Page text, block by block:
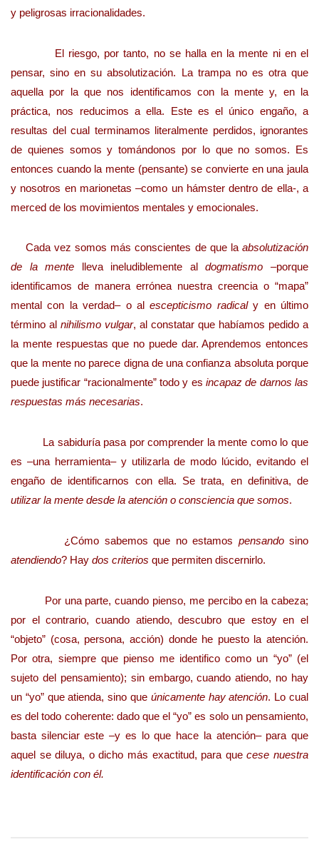
y peligrosas irracionalidades.
El riesgo, por tanto, no se halla en la mente ni en el
pensar, sino en su absolutización. La trampa no es otra que
aquella por la que nos identificamos con la mente y, en la
práctica, nos reducimos a ella. Este es el único engaño, a
resultas del cual terminamos literalmente perdidos, ignorantes
de quienes somos y tomándonos por lo que no somos. Es
entonces cuando la mente (pensante) se convierte en una jaula
y nosotros en marionetas –como un hámster dentro de ella-, a
merced de los movimientos mentales y emocionales.
Cada vez somos más conscientes de que la absolutización
de la mente lleva ineludiblemente aldogmatismo –porque
identificamos de manera errónea nuestra creencia o “mapa”
mental con la verdad– o alescepticismo radicaly en último
término al nihilismo vulgar, al constatar que habíamos pedido a
la mente respuestas que no puede dar. Aprendemos entonces
que la mente no parece digna de una confianza absoluta porque
puede justificar “racionalmente” todo y es incapaz de darnos las
respuestas más necesarias.
La sabiduría pasa por comprender la mente como lo que
es –una herramienta– y utilizarla de modo lúcido, evitando el
engaño de identificarnos con ella. Se trata, en definitiva, de
utilizar la mente desde la atención o consciencia que somos.
¿Cómo sabemos que no estamos pensandosino
atendiendo? Hay dos criterios que permiten discernirlo.
Por una parte, cuando pienso, me percibo en la cabeza;
por el contrario, cuando atiendo, descubro que estoy en el
“objeto” (cosa, persona, acción) donde he puesto la atención.
Por otra, siempre que pienso me identifico como un “yo” (el
sujeto del pensamiento); sin embargo, cuando atiendo, no hay
un “yo” que atienda, sino que únicamente hay atención. Lo cual
es del todo coherente: dado que el “yo” es solo un pensamiento,
basta silenciar este –y es lo que hace la atención– para que
aquel se diluya, o dicho más exactitud, para quecese nuestra
identificación con él.